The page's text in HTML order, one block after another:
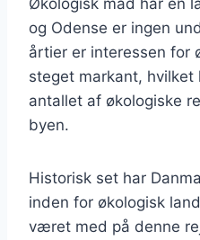
og Odense er ingen
årtier er interessen for
steget markant,
antallet af økologiske
byen.
Historisk set har
inden for økologisk
været med på denne